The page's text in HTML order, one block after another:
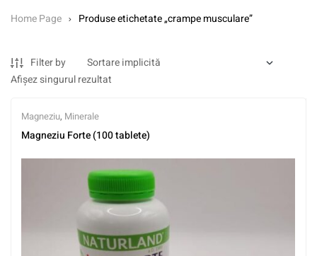
Home Page Produse etichetate „crampe musculare”
Filter by
Afișez singurul rezultat
Magneziu, Minerale
Magneziu Forte (100 tablete)